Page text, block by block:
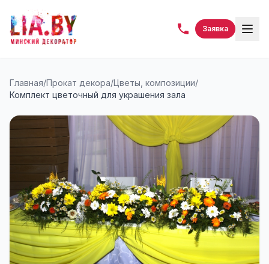
Заявка
Главная/Прокат декора/Цветы, композиции/
Комплект цветочный для украшения зала